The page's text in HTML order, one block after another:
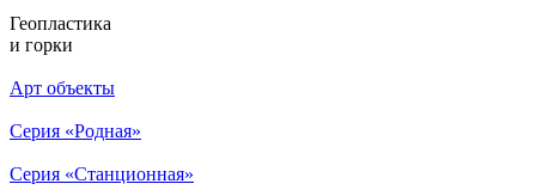
Геопластика
и горки
Арт объекты
Серия «Родная»
Серия «Станционная»